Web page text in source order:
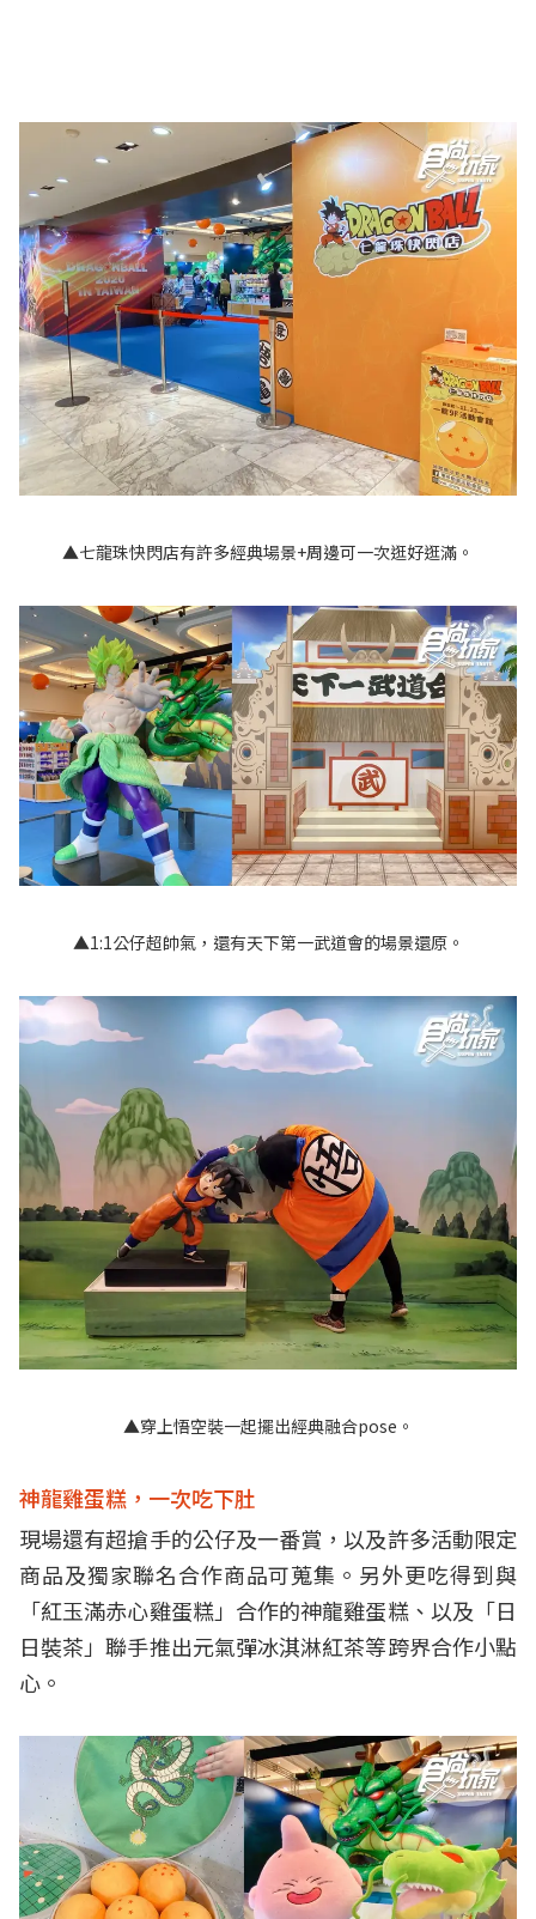
▲七龍珠快閃店有許多經典場景+周邊可一次逛好逛滿。
▲1:1公仔超帥氣，還有天下第一武道會的場景還原。
▲穿上悟空裝一起擺出經典融合pose。
神龍雞蛋糕，一次吃下肚
現場還有超搶手的公仔及一番賞，以及許多活動限定
商品及獨家聯名合作商品可蒐集。另外更吃得到與
「紅玉滿赤心雞蛋糕」合作的神龍雞蛋糕、以及「日
日裝茶」聯手推出元氣彈冰淇淋紅茶等跨界合作小點
心。